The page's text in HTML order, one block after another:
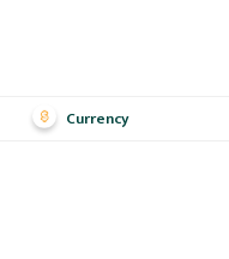
Currency